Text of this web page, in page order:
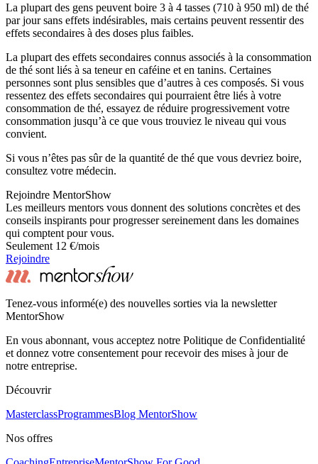
La plupart des gens peuvent boire 3 à 4 tasses (710 à 950 ml) de thé
par jour sans effets indésirables, mais certains peuvent ressentir des
effets secondaires à des doses plus faibles.
La plupart des effets secondaires connus associés à la consommation
de thé sont liés à sa teneur en caféine et en tanins. Certaines
personnes sont plus sensibles que d’autres à ces composés. Si vous
ressentez des effets secondaires qui pourraient être liés à votre
consommation de thé, essayez de réduire progressivement votre
consommation jusqu’à ce que vous trouviez le niveau qui vous
convient.
Si vous n’êtes pas sûr de la quantité de thé que vous devriez boire,
consultez votre médecin.
Rejoindre MentorShow
Les meilleurs mentors vous donnent des solutions concrètes et des
conseils inspirants pour progresser sereinement dans les domaines
qui comptent pour vous.
Seulement 12 €/mois
Rejoindre
Tenez-vous informé(e) des nouvelles sorties via la newsletter
MentorShow
En vous abonnant, vous acceptez notre Politique de Confidentialité
et donnez votre consentement pour recevoir des mises à jour de
notre entreprise.
Découvrir
MasterclassProgrammesBlog MentorShow
Nos offres